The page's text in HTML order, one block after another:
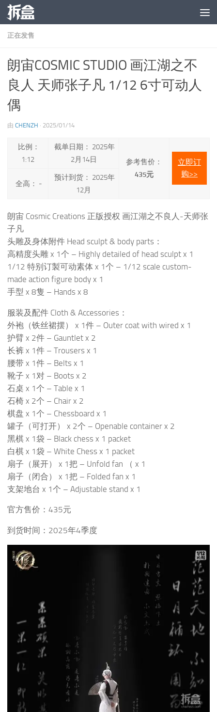
跳至内容
正在发售
朗宙COSMIC STUDIO 画江湖之不
良人 天师张子凡 1/12 6寸可动人
偶
由 CHENZH · 2025/01/14
比例：
1:12
截单日期： 2025年
2月14日
参考售价：
435元
立即订
购>>
全高： -
预计到货： 2025年
12月
朗宙 Cosmic Creations 正版授权 画江湖之不良人-天师张
子凡
头雕及身体附件 Head sculpt & body parts：
高精度头雕 x 1个 – Highly detailed of head sculpt x 1
1/12 特别订製可动素体 x 1个 – 1/12 scale custom-
made action figure body x 1
手型 x 8隻 – Hands x 8
服装及配件 Cloth & Accessories：
外袍（铁丝裙摆） x 1件 – Outer coat with wired x 1
护臂 x 2件 – Gauntlet x 2
长裤 x 1件 – Trousers x 1
腰带 x 1件 – Belts x 1
靴子 x 1对 – Boots x 2
石桌 x 1个 – Table x 1
石椅 x 2个 – Chair x 2
棋盘 x 1个 – Chessboard x 1
罐子（可打开） x 2个 – Openable container x 2
黑棋 x 1袋 – Black chess x 1 packet
白棋 x 1袋 – White Chess x 1 packet
扇子（展开） x 1把 – Unfold fan （ x 1
扇子（闭合） x 1把 – Folded fan x 1
支架地台 x 1个 – Adjustable stand x 1
官方售价：435元
到货时间：2025年4季度